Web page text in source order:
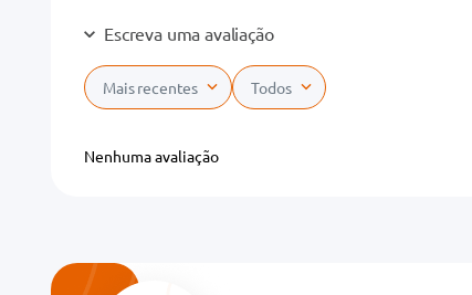
Escreva uma avaliação
Adicionar avaliação
Avalie o produto de 1 a 5 estrelas
Mais recentes Todos
Nenhuma avaliação